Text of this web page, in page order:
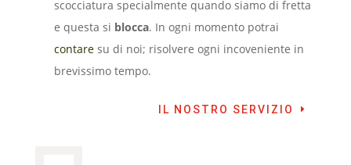
scocciatura specialmente quando siamo di fretta
e questa si blocca. In ogni momento potrai
contaresu di noi; risolvere ogni incoveniente in
brevissimo tempo.
IL NOSTRO SERVIZIO